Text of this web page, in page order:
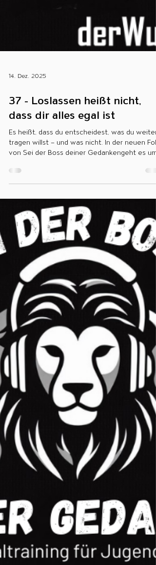
14. Dez. 2025
37 - Loslassen heißt nicht,
dass dir alles egal ist
Es heißt, dass du entscheidest, was du weiter
Freiheit, nicht alles mitzunehmen. Jetzt hören
auf Spotify und YouTube: Spotify:
https://open.spotify.com/episode/
UZWRn4i4fyF?si=Dm7bSvkeST690TwdqsiuhQ
YouTube: https://youtu.be/or-KTXaVLSs